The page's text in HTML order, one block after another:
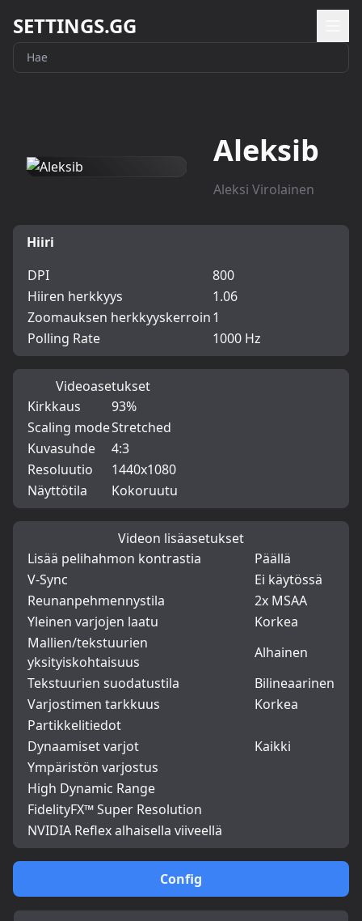
SETTINGS.GG
Aleksib
Aleksi Virolainen
Config
Hiiri
DPI
800
Hiiren herkkyys
1.06
Zoomauksen herkkyyskerroin1
Polling Rate
1000 Hz
Videoasetukset
Kirkkaus
93%
Scaling modeStretched
Kuvasuhde
4:3
Resoluutio
1440x1080
Näyttötila
Kokoruutu
Videon lisäasetukset
Lisää pelihahmon kontrastia
Päällä
V-Sync
Ei käytössä
Reunanpehmennystila
2x MSAA
Yleinen varjojen laatu
Korkea
Mallien/tekstuurien
yksityiskohtaisuus
Alhainen
Tekstuurien suodatustila
Bilineaarinen
Varjostimen tarkkuus
Korkea
Partikkelitiedot
Dynaamiset varjot
Kaikki
Ympäristön varjostus
High Dynamic Range
FidelityFX™ Super Resolution
NVIDIA Reflex alhaisella viiveellä